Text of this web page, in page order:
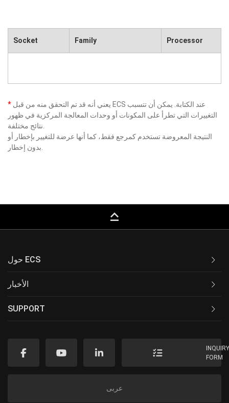
Socket Family Processor
*
التغييرات التي تطرأ على المكونات أو وحدات المعالجة المركزية في ظهور
النتيجة المعروضة تستخدم كمرجع فقط، كما أنها عرضة للتغيير بإخطار أو
keyboard_capslock
حول ECS
الأخبار
SUPPORT
FORM
عربى